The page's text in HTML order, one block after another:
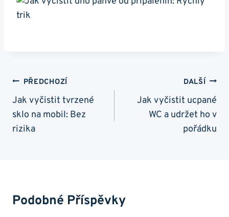
Navigace
Pro
Příspěvek
PŘEDCHOZÍ
Jak vyčistit tvrzené
sklo na mobil: Bez
rizika
DALŠÍ
Jak vyčistit ucpané
WC a udržet ho v
pořádku
Podobné Příspěvky